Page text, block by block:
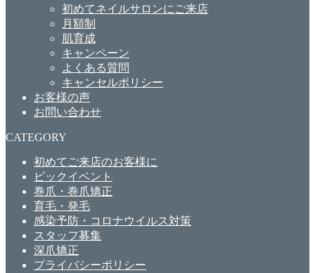
初めてネイルサロンにご来店
月額制
肌育成
キャンペーン
よくある質問
キャンセルポリシー
お客様の声
お問い合わせ
CATEGORY
初めてご来店のお客様に
ビックイベント
巻爪・巻爪矯正
育毛・発毛
感染予防・コロナウイルス対策
スタッフ募集
深爪矯正
プライバシーポリシー